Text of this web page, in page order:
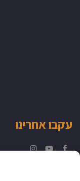
עקבו אחרינו